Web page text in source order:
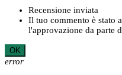
Recensione inviata
Il tuo commento è stato
l'approvazione da parte
OK
error